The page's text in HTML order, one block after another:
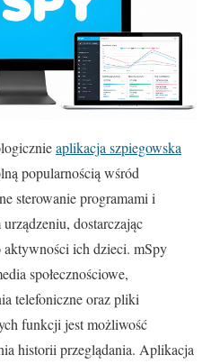
aplikacja szpiegowska
popularnością wśród
sterowanie programami i
dostarczając
ich dzieci. mSpy
społecznościowe,
telefoniczne oraz pliki
funkcji jest możliwość
historii przeglądania. Aplikacja